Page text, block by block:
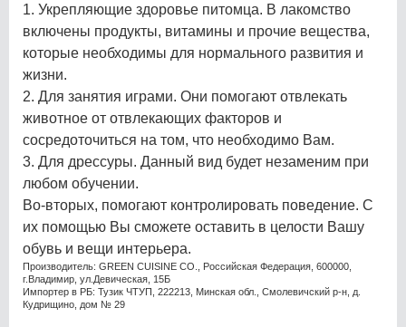
1. Укрепляющие здоровье питомца. В лакомство
включены продукты, витамины и прочие вещества,
которые необходимы для нормального развития и
жизни.
2. Для занятия играми. Они помогают отвлекать
животное от отвлекающих факторов и
сосредоточиться на том, что необходимо Вам.
3. Для дрессуры. Данный вид будет незаменим при
любом обучении.
Во-вторых, помогают контролировать поведение. С
их помощью Вы сможете оставить в целости Вашу
обувь и вещи интерьера.
Производитель: GREEN CUISINE CO., Российская Федерация, 600000,
г.Владимир, ул.Девическая, 15Б
Импортер в РБ: Тузик ЧТУП, 222213, Минская обл., Смолевичский р-н, д.
Кудрищино, дом № 29